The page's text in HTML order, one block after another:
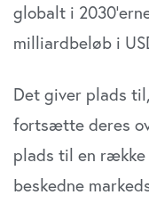
globalt i
milliardbeløb i
Det giver plads
fortsætte deres
plads til en række
beskedne